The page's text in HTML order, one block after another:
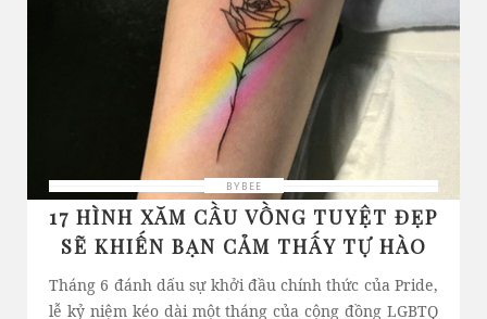
BYBEE
17 HÌNH XĂM CẦU VỒNG TUYỆT ĐẸP
SẼ KHIẾN BẠN CẢM THẤY TỰ HÀO
Tháng 6 đánh dấu sự khởi đầu chính thức của Pride,
lễ kỷ niệm kéo dài một tháng của cộng đồng LGBTQ